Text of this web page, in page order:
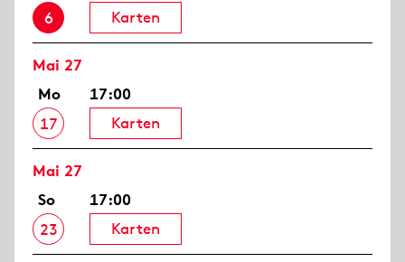
6
Karten
Mai 27
Mo
17
17:00
Karten
Mai 27
So
23
17:00
Karten